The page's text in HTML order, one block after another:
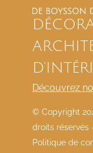
Découvrez
© Copyright
droits réservés
Politique de